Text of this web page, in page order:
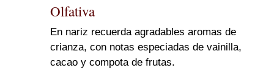
Olfativa
En nariz recuerda agradables aromas de
crianza, con notas especiadas de vainilla,
cacao y compota de frutas.